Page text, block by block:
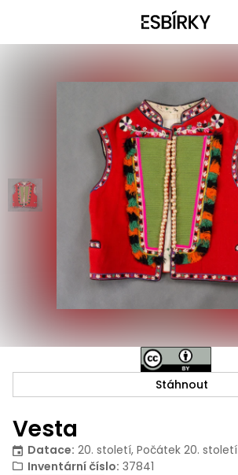
Vesta
Datace: 20. století, Počátek 20. století
Inventární číslo: 37841
Stáhnout